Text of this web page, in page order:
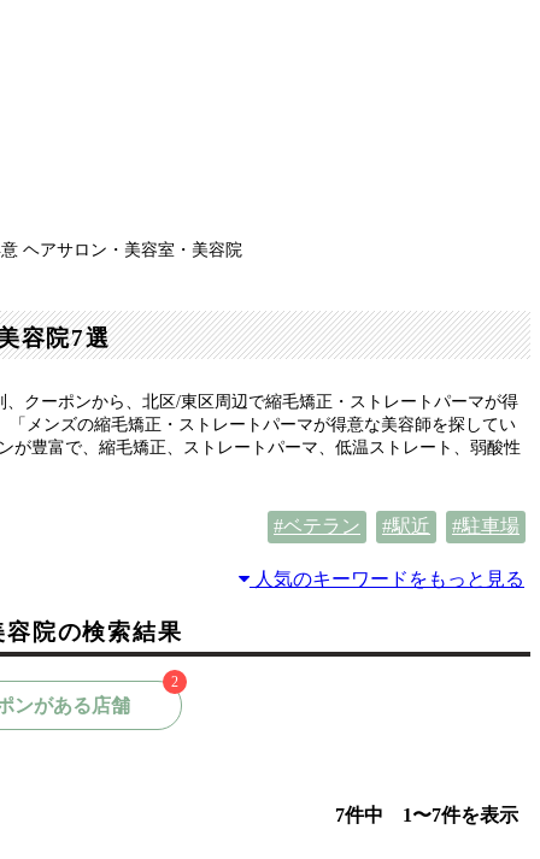
ヘアサロン・美容室・美容院
容院7選
クーポンから、北区/東区周辺で縮毛矯正・ストレートパーマが得
メンズの縮毛矯正・ストレートパーマが得意な美容師を探してい
豊富で、縮毛矯正、ストレートパーマ、低温ストレート、弱酸性
ベテラン 駅近 駐車場
人気のキーワードをもっと見る
院の検索結果
ンがある店舗
2
7件中 1〜7件を表示